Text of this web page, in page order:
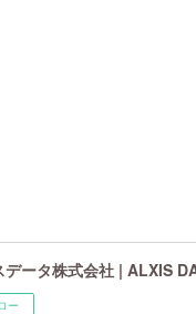
データ株式会社 | ALXIS
ー